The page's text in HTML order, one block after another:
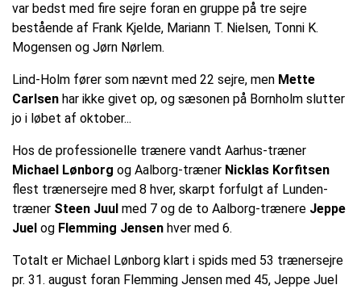
var bedst med fire sejre foran en gruppe på tre sejre
bestående af Frank Kjelde, Mariann T. Nielsen, Tonni K.
Mogensen og Jørn Nørlem.
Lind-Holm fører som nævnt med 22 sejre, men Mette
Carlsen har ikke givet op, og sæsonen på Bornholm slutter
jo i løbet af oktober...
Hos de professionelle trænere vandt Aarhus-træner
Michael Lønborg og Aalborg-træner Nicklas Korfitsen
flest trænersejre med 8 hver, skarpt forfulgt af Lunden-
træner Steen Juul med 7 og de to Aalborg-trænere Jeppe
Juel og Flemming Jensen hver med 6.
Totalt er Michael Lønborg klart i spids med 53 trænersejre
pr. 31. august foran Flemming Jensen med 45, Jeppe Juel